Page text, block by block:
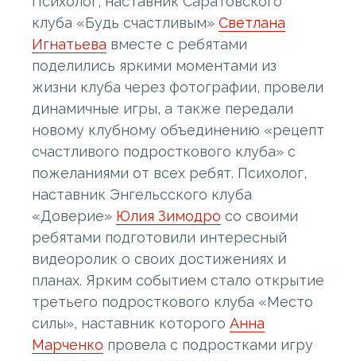
клуба «Будь счастливым» Светлана
Игнатьева вместе с ребятами
поделились яркими моментами из
жизни клуба через фотографии, провели
динамичные игры, а также передали
новому клубному объединению «рецепт
счастливого подросткового клуба» с
пожеланиями от всех ребят. Психолог,
наставник Энгельсского клуба
«Доверие» Юлия Зимодро со своими
ребятами подготовили интересный
видеоролик о своих достижениях и
планах. Ярким событием стало открытие
третьего подросткового клуба «Место
силы», наставник которого Анна
Марченко провела с подростками игру